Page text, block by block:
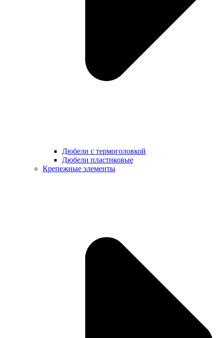
Дюбели с термоголовкой
Дюбели пластиковые
Крепежные элементы